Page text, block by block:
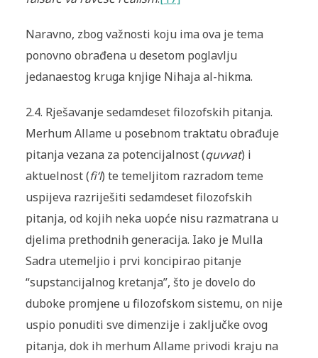
Naravno, zbog važnosti koju ima ova je tema
ponovno obrađena u desetom poglavlju
jedanaestog kruga knjige Nihaja al-hikma.
2.4. Rješavanje sedamdeset filozofskih pitanja.
Merhum Allame u posebnom traktatu obrađuje
pitanja vezana za potencijalnost (quvvat) i
aktuelnost (fi‘l) te temeljitom razradom teme
uspijeva razriješiti sedamdeset filozofskih
pitanja, od kojih neka uopće nisu razmatrana u
djelima prethodnih generacija. Iako je Mulla
Sadra utemeljio i prvi koncipirao pitanje
“supstancijalnog kretanja”, što je dovelo do
duboke promjene u filozofskom sistemu, on nije
uspio ponuditi sve dimenzije i zaključke ovog
pitanja, dok ih merhum Allame privodi kraju na